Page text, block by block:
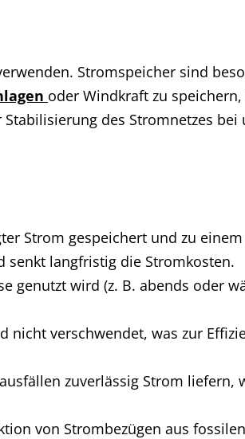
Stromspeicher sind
oder Windkraft zu
des Stromnetzes
Strom gespeichert und zu
senkt langfristig die Stromkosten.
genutzt wird (z. B. abends oder
nicht verschwendet, was zur
zuverlässig Strom liefern,
von Strombezügen aus